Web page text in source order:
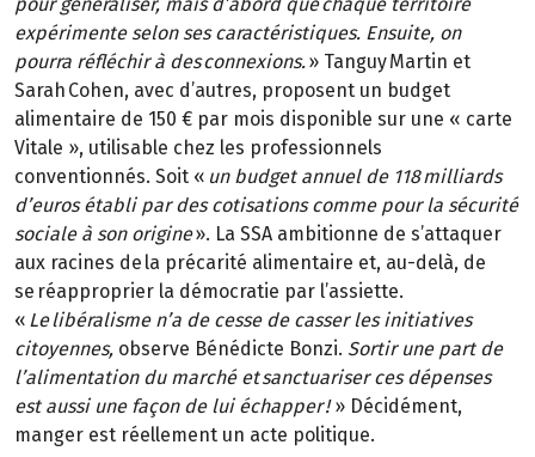
pour généraliser, mais d’abord que chaque territoire
expérimente selon ses caractéristiques. Ensuite, on
pourra réfléchir à des connexions.» Tanguy Martin et
Sarah Cohen, avec d’autres, proposent un budget
alimentaire de 150 € par mois disponible sur une « carte
Vitale », utilisable chez les professionnels
conventionnés. Soit « un budget annuel de 118 milliards
d’euros établi par des cotisations comme pour la sécurité
sociale à son origine». La SSA ambitionne de s’attaquer
aux racines de la précarité alimentaire et, au-delà, de
se réapproprier la démocratie par l’assiette.
« Le libéralisme n’a de cesse de casser les initiatives
citoyennes, observe Bénédicte Bonzi. Sortir une part de
l’alimentation du marché et sanctuariser ces dépenses
est aussi une façon de lui échapper !» Décidément,
manger est réellement un acte politique.